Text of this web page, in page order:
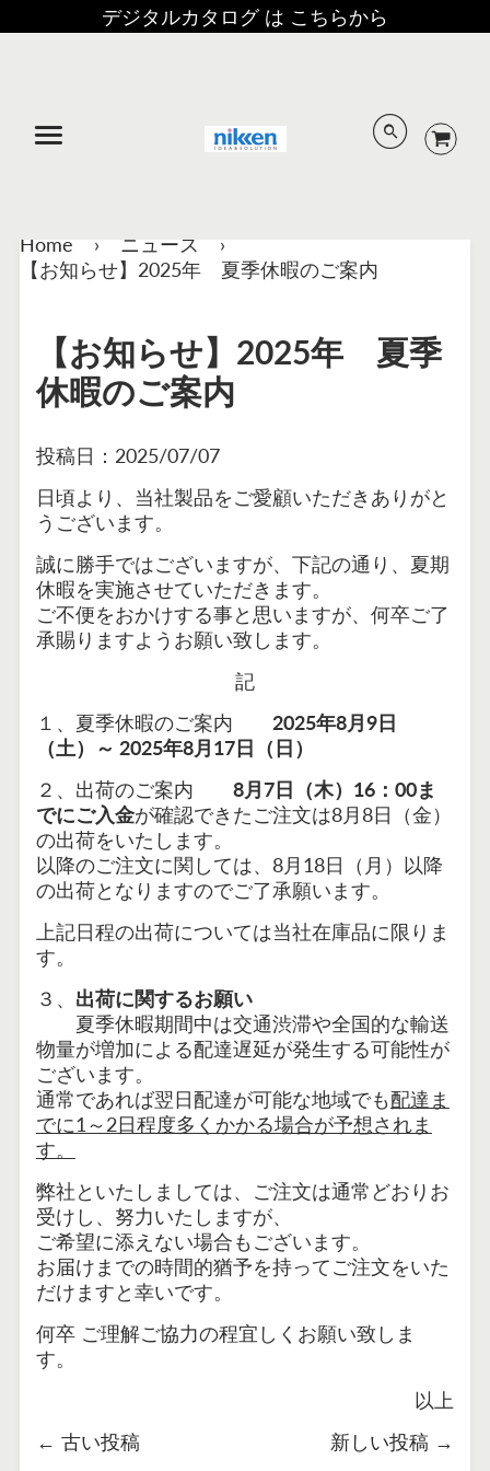
デジタルカタログ は こちらから
Home › ニュース
›
【お知らせ】2025年 夏季休暇のご案内
【お知らせ】2025年 夏季
休暇のご案内
投稿日： 2025/07/07
日頃より、当社製品をご愛顧いただきありがと
うございます。
誠に勝手ではございますが、 下記の通り、夏期
休暇を実施させていただきます。
ご不便をおかけする事と思いますが、何卒ご了
承賜りますようお願い致します。
記
１、夏季休暇のご案内
2025年8月9日
（土）～ 2025年8月17日（日）
２、出荷のご案内 8月7日（木）16：00ま
でにご入金が確認できたご注文は8月8日（金）
の出荷をいたします。
以降のご注文に関しては、8月18日（月）以降
の出荷となりますのでご了承願います。
上記日程の出荷については当社在庫品に限りま
す。
３、 出荷に関するお願い
夏季休暇期間中は交通渋滞や全国的な輸送
物量が増加による配達遅延が発生する可能性が
ございます。
通常であれば翌日配達が可能な地域でも配達ま
でに1～2日程度多くかかる場合が予想されま
す。
弊社といたしましては、ご注文は通常どおりお
受けし、努力いたしますが、
ご希望に添えない場合もございます。
お届けまでの時間的猶予を持ってご注文をいた
だけますと幸いです。
何卒 ご理解ご協力の程宜しくお願い致しま
す。
以上
← 古い投稿 新しい投稿 →